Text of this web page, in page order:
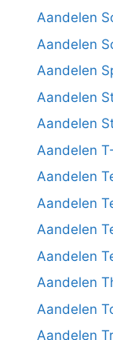
Aandelen
Aandelen
Aandelen
Aandelen
Aandelen
Aandelen
Aandelen
Aandelen
Aandelen
Aandelen
Aandelen
Aandelen
Aandelen